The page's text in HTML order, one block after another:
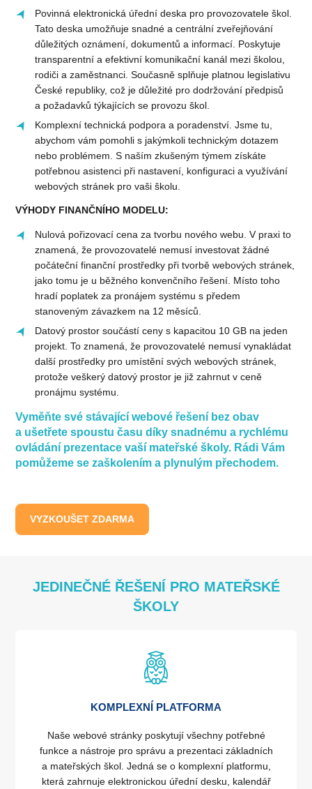
Povinná elektronická úřední deska pro provozovatele škol.
Tato deska umožňuje snadné a centrální zveřejňování
důležitých oznámení, dokumentů a informací. Poskytuje
transparentní a efektivní komunikační kanál mezi školou,
rodiči a zaměstnanci. Současně splňuje platnou legislativu
České republiky, což je důležité pro dodržování předpisů
a požadavků týkajících se provozu škol.
Komplexní technická podpora a poradenství. Jsme tu,
abychom vám pomohli s jakýmkoli technickým dotazem
nebo problémem. S naším zkušeným týmem získáte
potřebnou asistenci při nastavení, konfiguraci a využívání
webových stránek pro vaši školu.
VÝHODY FINANČNÍHO MODELU:
Nulová pořizovací cena za tvorbu nového webu. V praxi to
znamená, že provozovatelé nemusí investovat žádné
počáteční finanční prostředky při tvorbě webových stránek,
jako tomu je u běžného konvenčního řešení. Místo toho
hradí poplatek za pronájem systému s předem
stanoveným závazkem na 12 měsíců.
Datový prostor součástí ceny s kapacitou 10 GB na jeden
projekt. To znamená, že provozovatelé nemusí vynakládat
další prostředky pro umístění svých webových stránek,
protože veškerý datový prostor je již zahrnut v ceně
pronájmu systému.
Vyměňte své stávající webové řešení bez obav
a ušetřete spoustu času díky snadnému a rychlému
ovládání prezentace vaší mateřské školy. Rádi Vám
pomůžeme se zaškolením a plynulým přechodem.
VYZKOUŠET ZDARMA
JEDINEČNÉ ŘEŠENÍ PRO MATEŘSKÉ
ŠKOLY
KOMPLEXNÍ PLATFORMA
Naše webové stránky poskytují všechny potřebné
funkce a nástroje pro správu a prezentaci základních
a mateřských škol. Jedná se o komplexní platformu,
která zahrnuje elektronickou úřední desku, kalendář